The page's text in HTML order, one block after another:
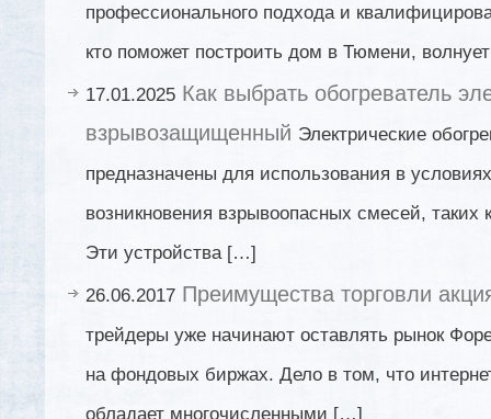
профессионального подхода и
кто поможет построить дом в Тюмени,
17.01.2025 Как выбрать обогреватель
взрывозащищенный Электрические
предназначены для использования в
возникновения взрывоопасных смесей, таких
Эти устройства […]
26.06.2017 Преимущества торговли
трейдеры уже начинают оставлять рынок
на фондовых биржах. Дело в том, что
обладает многочисленными […]